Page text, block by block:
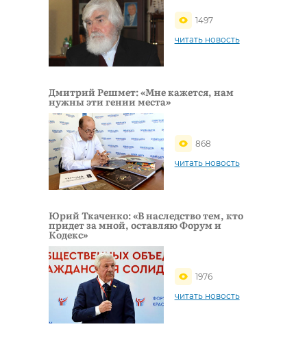
1497
читать новость
Дмитрий Решмет: «Мне кажется, нам
нужны эти гении места»
868
читать новость
Юрий Ткаченко: «В наследство тем, кто
придет за мной, оставляю Форум и
Кодекс»
1976
читать новость